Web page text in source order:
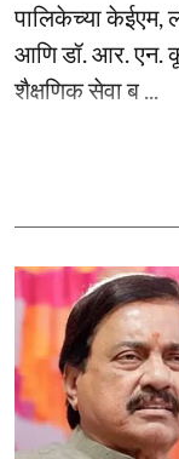
पालिकेच्या केईएम,
आणि डॉ. आर. एन.
शैक्षणिक सेवा ब ...